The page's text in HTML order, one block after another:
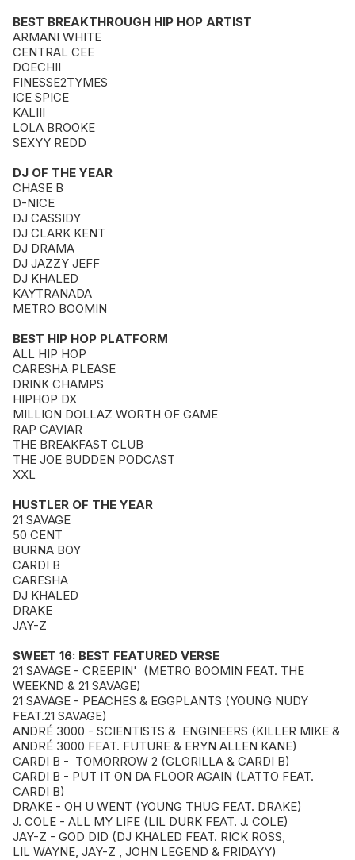
BEST BREAKTHROUGH HIP HOP ARTIST
ARMANI WHITE
CENTRAL CEE
DOECHII
FINESSE2TYMES
ICE SPICE
KALIII
LOLA BROOKE
SEXYY REDD
DJ OF THE YEAR
CHASE B
D-NICE
DJ CASSIDY
DJ CLARK KENT
DJ DRAMA
DJ JAZZY JEFF
DJ KHALED
KAYTRANADA
METRO BOOMIN
BEST HIP HOP PLATFORM
ALL HIP HOP
CARESHA PLEASE
DRINK CHAMPS
HIPHOP DX
MILLION DOLLAZ WORTH OF GAME
RAP CAVIAR
THE BREAKFAST CLUB
THE JOE BUDDEN PODCAST
XXL
HUSTLER OF THE YEAR
21 SAVAGE
50 CENT
BURNA BOY
CARDI B
CARESHA
DJ KHALED
DRAKE
JAY-Z
SWEET 16: BEST FEATURED VERSE
21 SAVAGE - CREEPIN' (METRO BOOMIN FEAT. THE
WEEKND & 21 SAVAGE)
21 SAVAGE - PEACHES & EGGPLANTS (YOUNG NUDY
FEAT.21 SAVAGE)
ANDRÉ 3000 - SCIENTISTS & ENGINEERS (KILLER MIKE &
ANDRÉ 3000 FEAT. FUTURE & ERYN ALLEN KANE)
CARDI B - TOMORROW 2 (GLORILLA & CARDI B)
CARDI B - PUT IT ON DA FLOOR AGAIN (LATTO FEAT.
CARDI B)
DRAKE - OH U WENT (YOUNG THUG FEAT. DRAKE)
J. COLE - ALL MY LIFE (LIL DURK FEAT. J. COLE)
JAY-Z - GOD DID (DJ KHALED FEAT. RICK ROSS,
LIL WAYNE, JAY-Z , JOHN LEGEND & FRIDAYY)